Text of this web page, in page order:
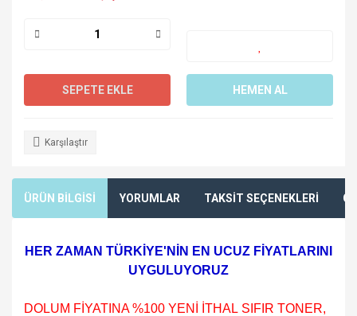
SEPETE EKLE HEMEN AL
Karşılaştır
ÜRÜN BİLGİSİ YORUMLAR TAKSİT SEÇENEKLERİ
HER ZAMAN TÜRKİYE'NİN EN UCUZ FİYATLARINI
UYGULUYORUZ
DOLUM FİYATINA %100 YENİ İTHAL SIFIR TONER,